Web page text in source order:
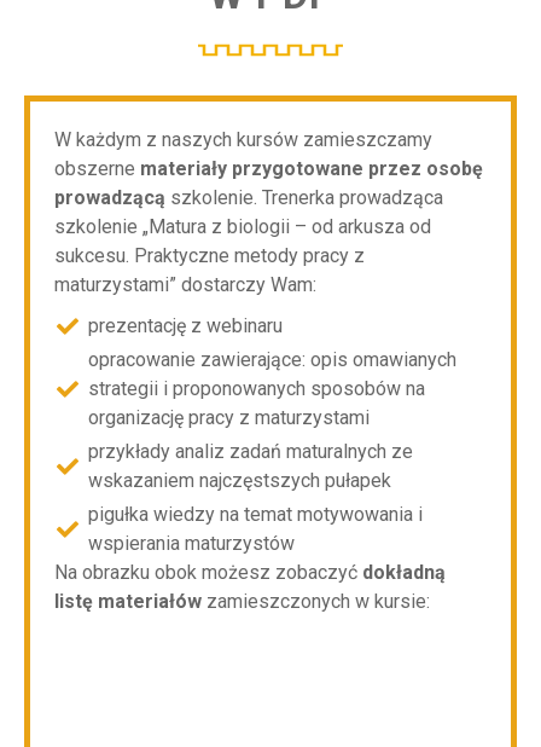
W każdym z naszych kursów zamieszczamy
obszerne materiały przygotowane przez osobę
prowadzącą szkolenie. Trenerka prowadząca
szkolenie „Matura z biologii – od arkusza od
sukcesu. Praktyczne metody pracy z
maturzystami” dostarczy Wam:
prezentację z webinaru
opracowanie zawierające: opis omawianych
strategii i proponowanych sposobów na
organizację pracy z maturzystami
przykłady analiz zadań maturalnych ze
wskazaniem najczęstszych pułapek
pigułka wiedzy na temat motywowania i
wspierania maturzystów
Na obrazku obok możesz zobaczyć dokładną
listę materiałów zamieszczonych w kursie: